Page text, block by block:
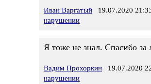
Иван Варгатый 19.07.2020
нарушении
Я тоже не знал. Спасибо за
Вадим Прохоркин 19.07.2020
нарушении